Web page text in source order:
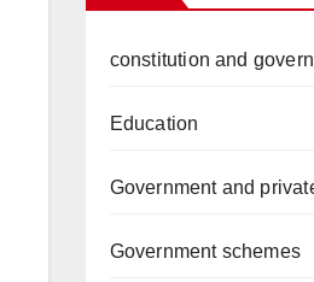
constitution and
Education
Government and
Government schemes